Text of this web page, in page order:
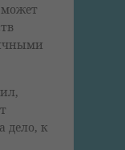
дело, к